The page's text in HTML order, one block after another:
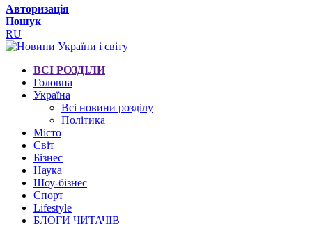
Авторизація
Пошук
RU
ВСІ РОЗДІЛИ
Головна
Україна
Всі новини розділу
Політика
Місто
Світ
Бізнес
Наука
Шоу-бізнес
Спорт
Lifestyle
БЛОГИ ЧИТАЧІВ